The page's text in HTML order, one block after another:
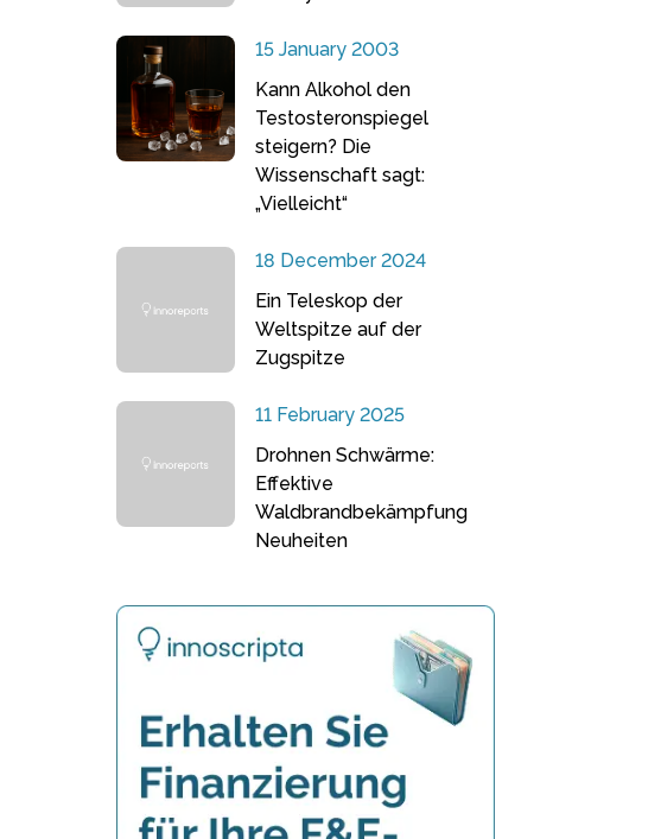
15 January 2003
Kann Alkohol den
Testosteronspiegel
steigern? Die
Wissenschaft sagt:
„Vielleicht“
18 December 2024
Ein Teleskop der
Weltspitze auf der
Zugspitze
11 February 2025
Drohnen Schwärme:
Effektive
Waldbrandbekämpfung
Neuheiten